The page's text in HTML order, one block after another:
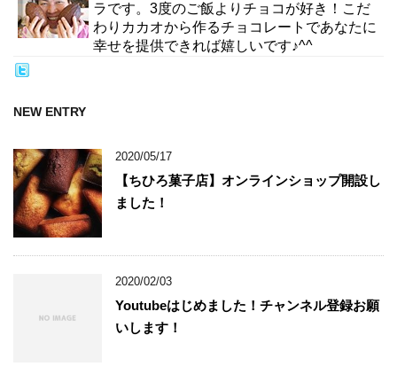
ラです。3度のご飯よりチョコが好き！こだ
わりカカオから作るチョコレートであなたに
幸せを提供できれば嬉しいです♪^^
NEW ENTRY
2020/05/17
【ちひろ菓子店】オンラインショップ開設し
ました！
2020/02/03
Youtubeはじめました！チャンネル登録お願
いします！